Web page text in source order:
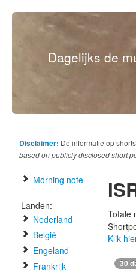
Dagelijks de
Disclaimer: De informatie op
based on publicly disclosed short
Morning note
Landen:
Nederland
België
Engeland
Frankrijk
Totale
Klik
30